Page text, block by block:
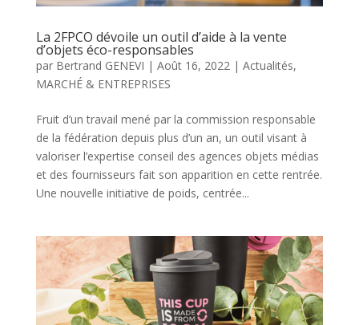
La 2FPCO dévoile un outil d’aide à la vente
d’objets éco-responsables
par Bertrand GENEVI | Août 16, 2022| Actualités,
MARCHÉ & ENTREPRISES
Fruit d’un travail mené par la commission responsable
de la fédération depuis plus d’un an, un outil visant à
valoriser l’expertise conseil des agences objets médias
et des fournisseurs fait son apparition en cette rentrée.
Une nouvelle initiative de poids, centrée...